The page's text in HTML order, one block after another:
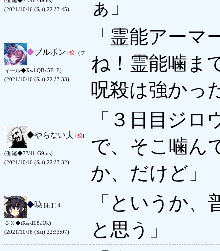
(2021/10/16 (Sat) 22:33:45)
ぁ」
◆ブルボン [狼] (フ
ィール◆KwbQBx5E1E)
(2021/10/16 (Sat) 22:33:33)
「霊能アー
ね！霊能噛ま
呪殺は強かっ
◆やらない夫 [狼]
(伽羅◆73/4b.G9ms)
(2021/10/16 (Sat) 22:33:32)
「３日目ジ
で、そこ噛ん
か、だけど」
◆暁 [村] (４
８％◆tRsydL8cUk)
(2021/10/16 (Sat) 22:33:07)
「というか
と思う」